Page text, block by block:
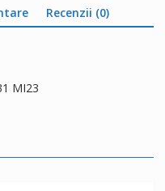
Recenzii (0)
MI23